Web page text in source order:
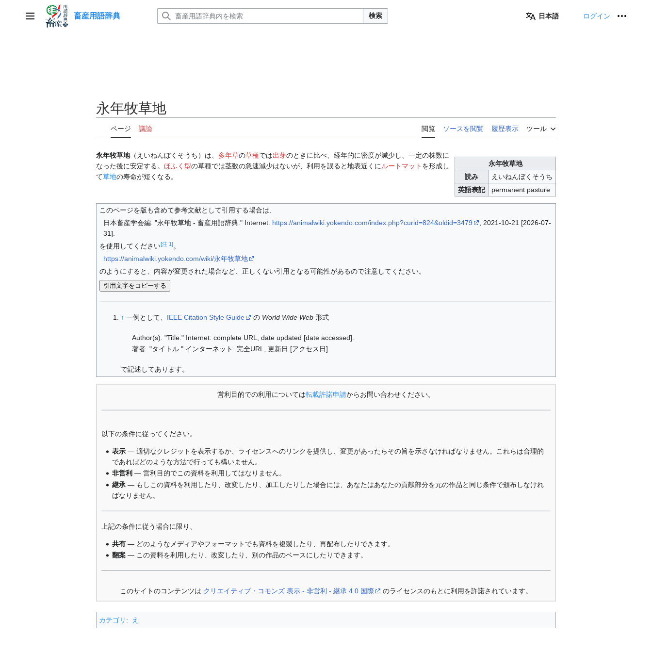
メインメニュー
畜産用語辞典 検索 日本語 ログイン
永年牧草地
ページ 議論 閲覧 ソースを閲覧 履歴表示 ツール
永年牧草地
読み
えいねんぼくそうち
英語表記
permanent pasture
永年牧草地（えいねんぼくそうち）は、 多年草の草種では出芽のときに比べ、経年的に密度が減少し、一定の株数に
なった後に安定する。 ほふく型の草種では茎数の急速減少はないが、利用を誤ると地表近くに ルートマット を形成し
て草地の寿命が短くなる。
このページを版も含めて参考文献として引用する場合は、
日本畜産学会編. "永年牧草地 - 畜産用語辞典." Internet: https://animalwiki.yokendo.com/index.php?curid=824&oldid=3479
, 2021-10-21 [2026-07-
31].
を使用してください[注 1]。
https://animalwiki.yokendo.com/wiki/永年牧草地
のようにすると、内容が変更された場合など、正しくない引用となる可能性があるので注意してください。
引用文字をコピーする
↑ 一例として、 IEEE Citation Style Guide の World Wide Web 形式
Author(s). "Title." Internet: complete URL, date updated [date accessed].
著者. "タイトル." インターネット: 完全URL, 更新日 [アクセス日].
で記述してあります。
営利目的での利用については転載許諾申請からお問い合わせください。
以下の条件に従ってください。
表示 — 適切なクレジットを表示するか、ライセンスへのリンクを提供し、変更があったらその旨を示さなければなりません。これらは合理的
であればどのような方法で行っても構いません。
非営利 — 営利目的でこの資料を利用してはなりません。
継承 — もしこの資料を利用したり、改変したり、加工したりした場合には、あなたはあなたの貢献部分を元の作品と同じ条件で頒布しなけれ
ばなりません。
上記の条件に従う場合に限り、
共有 — どのようなメディアやフォーマットでも資料を複製したり、再配布したりできます。
翻案 — この資料を利用したり、改変したり、別の作品のベースにしたりできます。
このサイトのコンテンツは クリエイティブ・コモンズ 表示 - 非営利 - 継承 4.0 国際 のライセンスのもとに利用を許諾されています。
カテゴリ : え